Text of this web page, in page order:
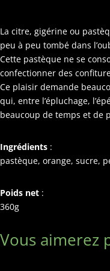
La citre, gigérine ou
peu à peu tombé dans
Cette pastèque ne se
confectionner des
Ce plaisir demande
qui, entre l’épluchage,
beaucoup de temps et de
Ingrédients :
pastèque, orange, sucre,
Poids net :
360g
Vous aimerez